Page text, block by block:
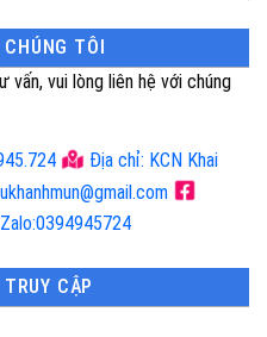
TÔI
vấn, vui lòng liên hệ với chúng
Địa chỉ: KCN Khai
Zalo:0394945724
CẬP